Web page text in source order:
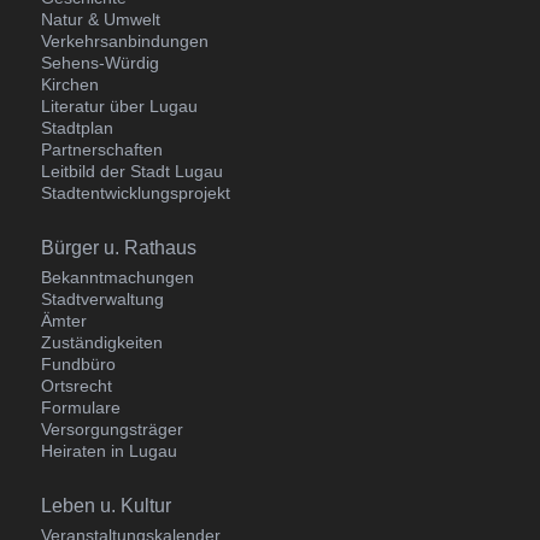
Natur & Umwelt
Verkehrsanbindungen
Sehens-Würdig
Kirchen
Literatur über Lugau
Stadtplan
Partnerschaften
Leitbild der Stadt Lugau
Stadtentwicklungsprojekt
Navigation
überspringen
Bürger u. Rathaus
Bekanntmachungen
Stadtverwaltung
Ämter
Zuständigkeiten
Fundbüro
Ortsrecht
Formulare
Versorgungsträger
Heiraten in Lugau
Navigation
überspringen
Leben u. Kultur
Veranstaltungskalender